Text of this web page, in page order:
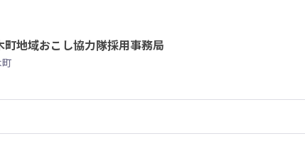
町地域おこし協力隊採用事務局